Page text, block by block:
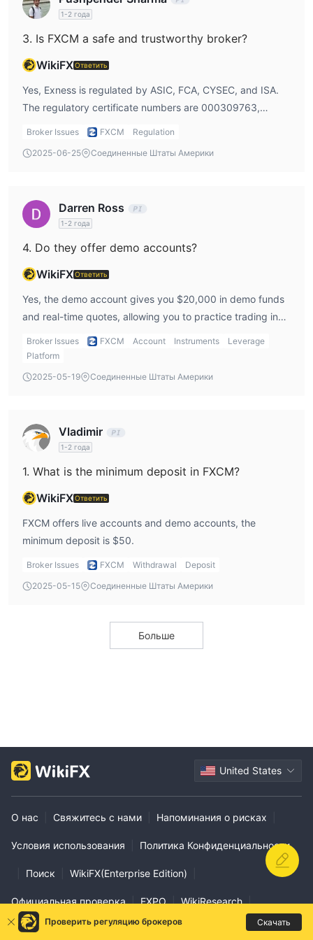
Минимальный депозит в FXCM по сравнению с
другими брокерами
В заключение, FXCM - это хорошо установленный и
репутабельный брокер, предлагающий широкий спектр
торговых инструментов и типов счетов с конкурентными
спредами и комиссиями. Торговые платформы брокера
функции для трейдеров всех уровней. Кроме того, FXCM
поддержку.
Однако FXCM не доступен во всех странах, клиенты из
США, Канады, Великобритании, Европейского союза,
Гонконга, Австралии, Израиля и Японии не принимаются.
Часто задаваемые вопросы (FAQ)
Торговля в Интернете несет в себе определенные риски,
инвестиционного капитала. Важно понимать, что онлайн-
перед участием.
1-2 года
3. Is FXCM a safe and trustworthy broker?
WikiFXОтветить
Yes, Exness is regulated by ASIC, FCA, CYSEC, and ISA.
The regulatory certificate numbers are 000309763,
217689, 392/20, and 515234623, respectively.
Broker Issues FXCM
Regulation
2025-06-25
Соединенные Штаты Америки
Darren Ross
1-2 года
4. Do they offer demo accounts?
WikiFXОтветить
Yes, the demo account gives you $20,000 in demo funds
and real-time quotes, allowing you to practice trading in
the market 24 hours a day in a near-real environment.
Broker Issues FXCM Account Instruments
Leverage
Platform
2025-05-19
Соединенные Штаты Америки
Vladimir
1-2 года
1. What is the minimum deposit in FXCM?
WikiFXОтветить
FXCM offers live accounts and demo accounts, the
minimum deposit is $50.
Broker Issues FXCM Withdrawal
Deposit
2025-05-15
Соединенные Штаты Америки
Больше
United States
О нас Свяжитесь с нами Напоминания о рисках
Условия использования Политика Конфиденциальности
Поиск WikiFX(Enterprise Edition)
Официальная проверка | EXPO | WikiResearch |
Помощь по VPS | Деловое сотрудничество
Проверить регуляцию брокеров Скачать